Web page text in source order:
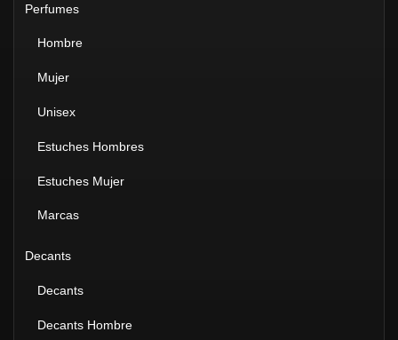
Perfumes
Hombre
Mujer
Unisex
Estuches Hombres
Estuches Mujer
Marcas
Decants
Decants
Decants Hombre